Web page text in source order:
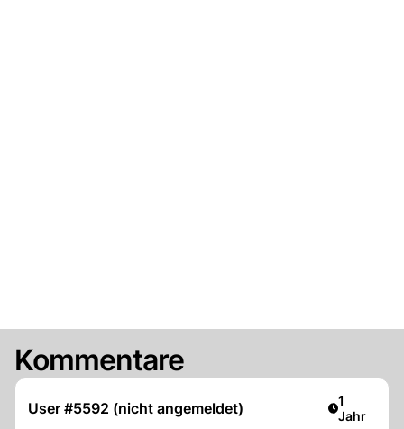
Kommentare
User #5592 (nicht angemeldet) Artikel
1
Jahr